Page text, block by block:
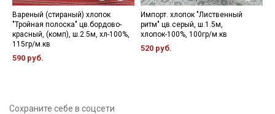
Вареный (стираный) хлопок
"Тройная полоска" цв.бордово-
красный, (комп), ш.2.5м, хл-100%,
115гр/м.кв
590 руб.
Импорт. хлопок "Лиственный
ритм" цв.серый, ш.1.5м,
хлопок-100%, 100гр/м.кв
520 руб.
Сохраните себе в соцсети